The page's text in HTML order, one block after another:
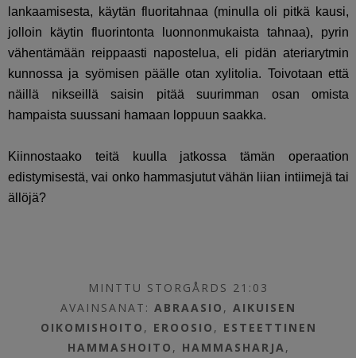
lankaamisesta, käytän fluoritahnaa (minulla oli pitkä kausi,
jolloin käytin fluorintonta luonnonmukaista tahnaa), pyrin
vähentämään reippaasti napostelua, eli pidän ateriarytmin
kunnossa ja syömisen päälle otan xylitolia. Toivotaan että
näillä nikseillä saisin pitää suurimman osan omista
hampaista suussani hamaan loppuun saakka.
Kiinnostaako teitä kuulla jatkossa tämän operaation
edistymisestä, vai onko hammasjutut vähän liian intiimejä tai
ällöjä?
MINTTU STORGÅRDS 21:03
AVAINSANAT:ABRAASIO ,AIKUISEN
OIKOMISHOITO , EROOSIO , ESTEETTINEN
HAMMASHOITO , HAMMASHARJA ,